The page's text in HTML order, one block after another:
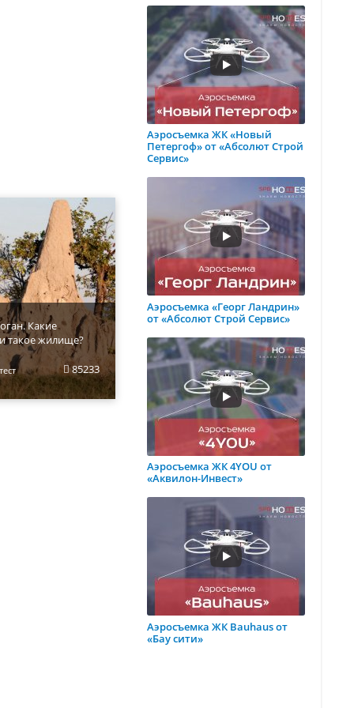
Какие
такое жилище?
85233
Аэросъемка ЖК «Новый
Петергоф» от «Абсолют Строй
Сервис»
Аэросъемка «Георг Ландрин»
от «Абсолют Строй Сервис»
Аэросъемка ЖК 4YOU от
«Аквилон-Инвест»
Аэросъемка ЖК Bauhaus от
«Бау сити»